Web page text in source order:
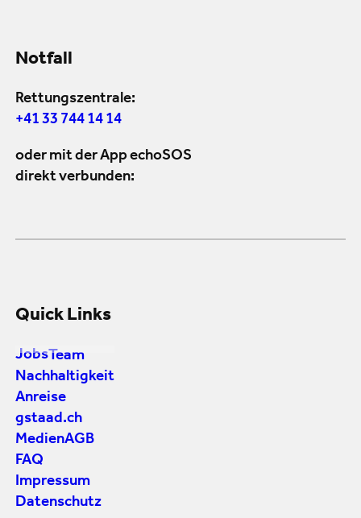
Notfall
Rettungszentrale:
+41 33 744 14 14
oder mit der App echoSOS
direkt verbunden:
Quick Links
Jobs Team
Nachhaltigkeit
Anreise
gstaad.ch
MedienAGB
FAQ
Impressum
Datenschutz